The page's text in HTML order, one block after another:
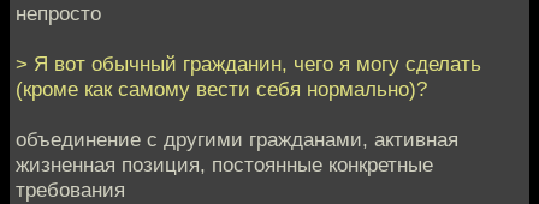
непросто
> Я вот обычный гражданин, чего я могу сделать
(кроме как самому вести себя нормально)?
объединение с другими гражданами, активная
жизненная позиция, постоянные конкретные
требования